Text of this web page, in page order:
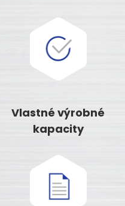
Vlastné výrobné
kapacity